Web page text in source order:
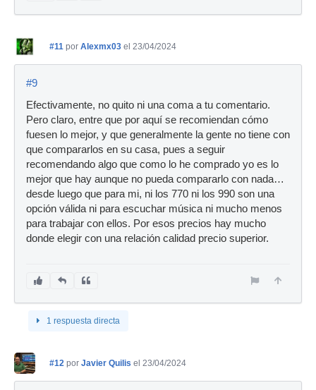
#11 por Alexmx03 el 23/04/2024
#9
Efectivamente, no quito ni una coma a tu comentario.
Pero claro, entre que por aquí se recomiendan cómo
fuesen lo mejor, y que generalmente la gente no tiene con
que compararlos en su casa, pues a seguir
recomendando algo que como lo he comprado yo es lo
mejor que hay aunque no pueda compararlo con nada…
desde luego que para mi, ni los 770 ni los 990 son una
opción válida ni para escuchar música ni mucho menos
para trabajar con ellos. Por esos precios hay mucho
donde elegir con una relación calidad precio superior.
1 respuesta directa
#12 por Javier Quilis el 23/04/2024